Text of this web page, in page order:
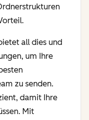
all dies und
um Ihre
zu senden.
damit Ihre
Mit